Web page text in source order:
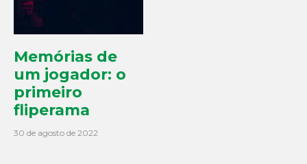
Memórias de
um jogador: o
primeiro
fliperama
30 de agosto de 2022